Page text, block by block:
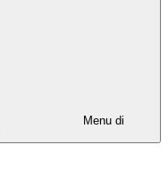
Menu di